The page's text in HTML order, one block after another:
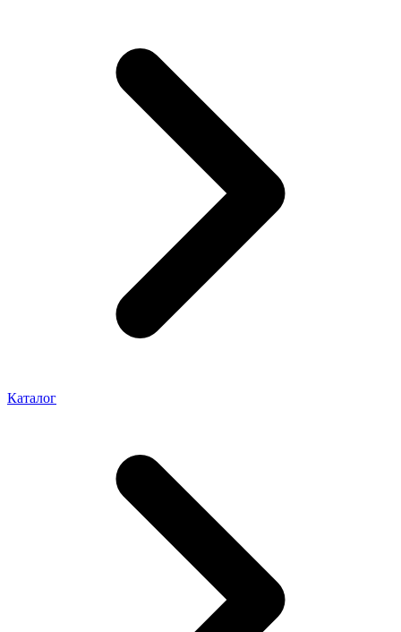
Каталог